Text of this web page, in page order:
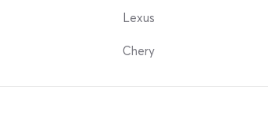
Lexus
Chery